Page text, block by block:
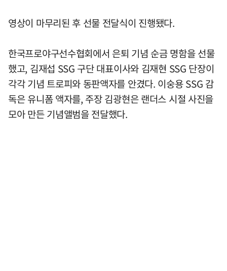
영상이 마무리된 후 선물 전달식이 진행됐다.
한국프로야구선수협회에서 은퇴 기념 순금 명함을 선물
했고, 김재섭 SSG 구단 대표이사와 김재현 SSG 단장이
각각 기념 트로피와 동판액자를 안겼다. 이숭용 SSG 감
독은 유니폼 액자를, 주장 김광현은 랜더스 시절 사진을
모아 만든 기념앨범을 전달했다.